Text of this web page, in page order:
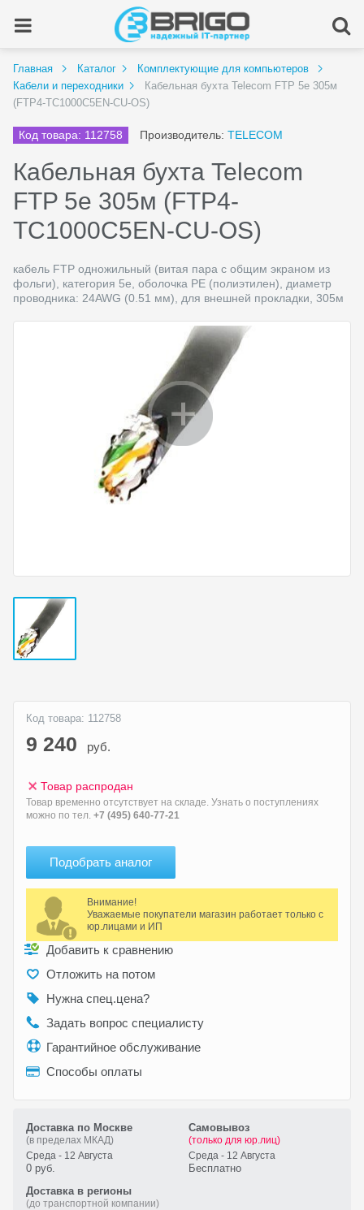
Главная Каталог
Комплектующие для компьютеров
Кабели и переходники
Кабельная бухта Telecom FTP 5e 305м
(FTP4-TC1000C5EN-CU-OS)
Код товара: 112758 Производитель: TELECOM
Кабельная бухта Telecom
FTP 5e 305м (FTP4-
TC1000C5EN-CU-OS)
кабель FTP одножильный (витая пара с общим экраном из
фольги), категория 5e, оболочка PE (полиэтилен), диаметр
проводника: 24AWG (0.51 мм), для внешней прокладки, 305м
Код товара: 112758
9 240 руб.
Товар распродан
Товар временно отсутствует на складе. Узнать о поступлениях
можно по тел. +7 (495) 640-77-21
Подобрать аналог
Внимание!
Уважаемые покупатели магазин работает только с
юр.лицами и ИП
Добавить к сравнению
Отложить на потом
Нужна спец.цена?
Задать вопрос специалисту
Гарантийное обслуживание
Способы оплаты
Доставка по Москве
(в пределах МКАД)
Среда - 12 Августа
0 руб.
Самовывоз
(только для юр.лиц)
Среда - 12 Августа
Бесплатно
Доставка в регионы
(до транспортной компании)